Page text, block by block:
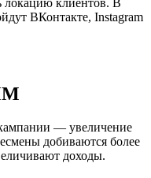
локацию клиентов. В
ВКонтакте, Instagram
— увеличение
добиваются более
доходы.